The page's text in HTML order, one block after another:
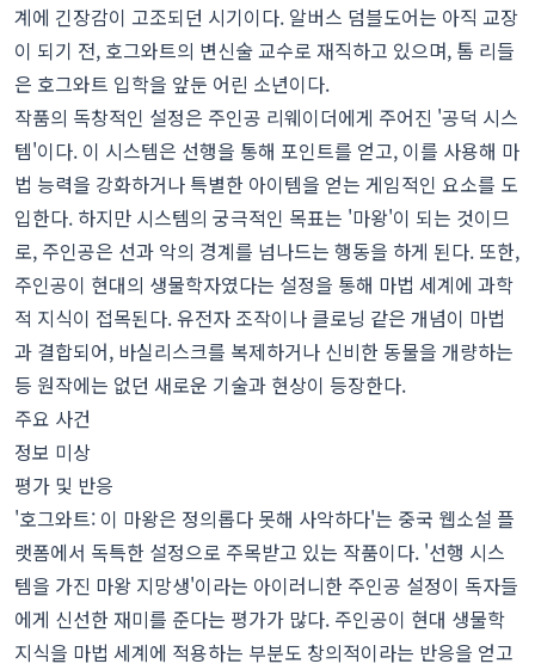
계에 긴장감이 고조되던 시기이다. 알버스 덤블도어는 아직 교장
이 되기 전, 호그와트의 변신술 교수로 재직하고 있으며, 톰 리들
은 호그와트 입학을 앞둔 어린 소년이다.
작품의 독창적인 설정은 주인공 리웨이더에게 주어진 '공덕 시스
템'이다. 이 시스템은 선행을 통해 포인트를 얻고, 이를 사용해 마
법 능력을 강화하거나 특별한 아이템을 얻는 게임적인 요소를 도
입한다. 하지만 시스템의 궁극적인 목표는 '마왕'이 되는 것이므
로, 주인공은 선과 악의 경계를 넘나드는 행동을 하게 된다. 또한,
주인공이 현대의 생물학자였다는 설정을 통해 마법 세계에 과학
적 지식이 접목된다. 유전자 조작이나 클로닝 같은 개념이 마법
과 결합되어, 바실리스크를 복제하거나 신비한 동물을 개량하는
등 원작에는 없던 새로운 기술과 현상이 등장한다.
주요 사건
정보 미상
평가 및 반응
'호그와트: 이 마왕은 정의롭다 못해 사악하다'는 중국 웹소설 플
랫폼에서 독특한 설정으로 주목받고 있는 작품이다. '선행 시스
템을 가진 마왕 지망생'이라는 아이러니한 주인공 설정이 독자들
에게 신선한 재미를 준다는 평가가 많다. 주인공이 현대 생물학
지식을 마법 세계에 적용하는 부분도 창의적이라는 반응을 얻고